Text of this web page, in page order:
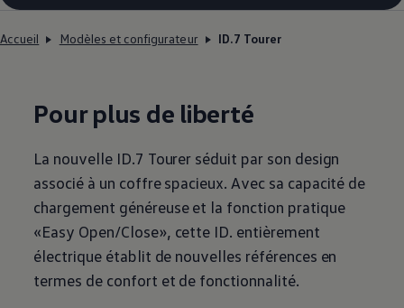
Accueil Modèles et configurateur ID.7 Tourer
Pour plus de liberté
La nouvelle ID.7 Tourer séduit par son design
associé à un coffre spacieux. Avec sa capacité de
chargement généreuse et la fonction pratique
«Easy Open/Close», cette ID. entièrement
électrique établit de nouvelles références en
termes de confort et de fonctionnalité.